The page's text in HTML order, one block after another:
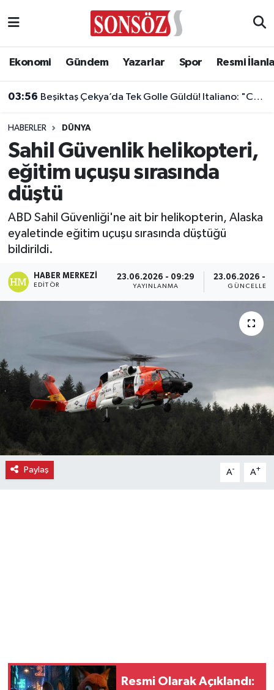
Ekonomi Gündem Yazarlar Spor Resmi
03:56 Beşiktaş Çekya’da Tek Golle Güldü! Italiano: "Cesur Olduk ve Karşılığını Aldık"
HABERLER DÜNYA
Sahil Güvenlik helikopteri,
eğitim uçuşu sırasında
düştü
ABD Sahil Güvenliği'ne ait bir helikopterin, Alaska
eyaletinde eğitim uçuşu sırasında düştüğü
bildirildi.
HABER MERKEZI
EDITÖR
23.06.2026 - 09:29
YAYINLANMA
23.06.2026 -
Paylaş A- A+
Resmi Olarak Açıklandı:
Asayiş
Biyografi
Çevre
Diğer
Dünya
Emlak
Gündem
Gurme
Haber
Seri İlan
Ankara Nöbetçi Eczaneler
Ankara Trafik Yoğunluk Haritası
Süper Lig Puan Durumu ve Fikstür
Tüm Manşetler
Son Dakika Haberleri